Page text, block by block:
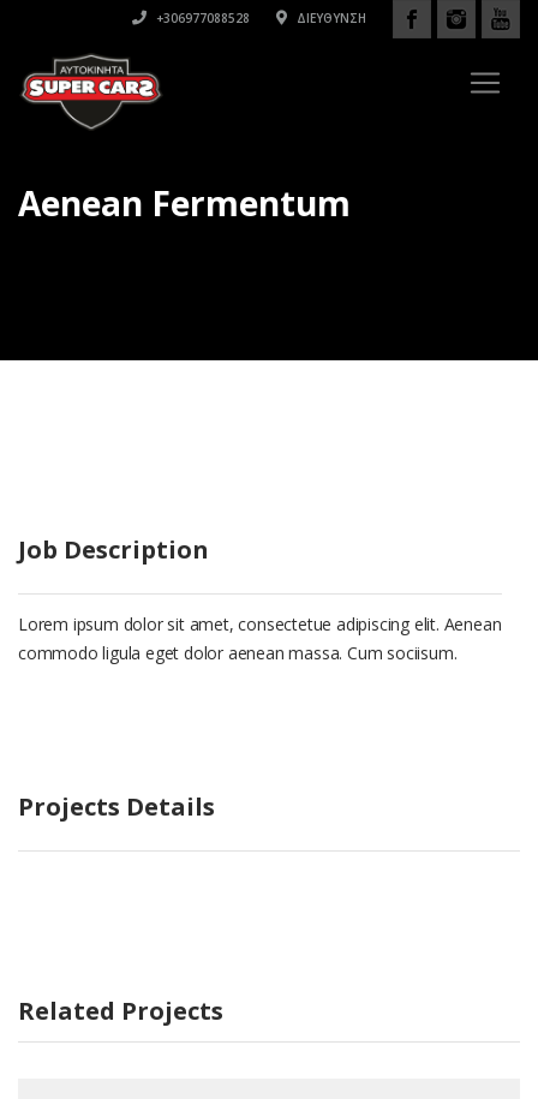
+306977088528 ΔΙΕΎΘΥΝΣΗ
Aenean Fermentum
Job Description
Lorem ipsum dolor sit amet, consectetue adipiscing elit. Aenean
commodo ligula eget dolor aenean massa. Cum sociisum.
Projects Details
Related Projects